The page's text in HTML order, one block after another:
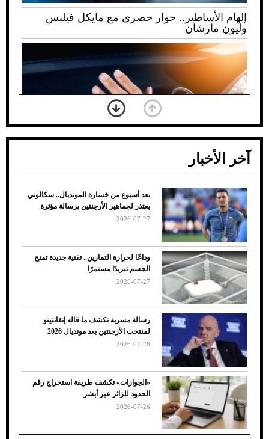
إلهام الأساطير.. حوار حصري مع مايكل فيلبس
وليون مارشان
ضعف تبريد مكيف السيارة عند الوقوف.. أشهر
الأسباب والحلول
7 نصائح لاختيار لون البنطلون المناسب للقميص
الأسود
آخر الأخبار
بعد أسبوع من خسارة المونديال.. سكالوني
يعتذر لجماهير الأرجنتين برسالة مؤثرة
2026-07-27
وداعًا لحرارة التمارين.. تقنية جديدة تمنح
الجسم تبريدًا مستمرًا
2026-07-27
رسالة مسربة تكشف ما قاله إنفانتينو
لمنتخب الأرجنتين بعد مونديال 2026
2026-07-26
«الجوازات» تكشف طريقة استخراج رقم
الحدود للزائر عبر أبشر
2026-07-26